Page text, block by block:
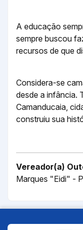
A educação
sempre buscou
recursos de que
Considera-se
desde a infância.
Camanducaia,
construiu sua
Vereador(a)
Marques "Eidi" -